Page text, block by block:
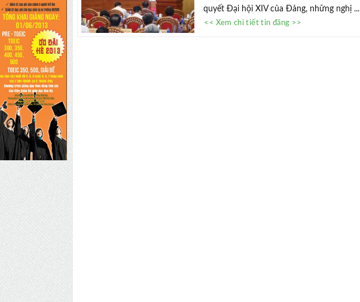
quyết Đại hội XIV của Đảng, những nghị ...
<< Xem chi tiết tin đăng >>